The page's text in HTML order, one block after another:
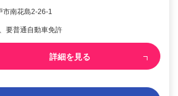
市南花島2-26-1
要普通自動車免許
詳細を見る